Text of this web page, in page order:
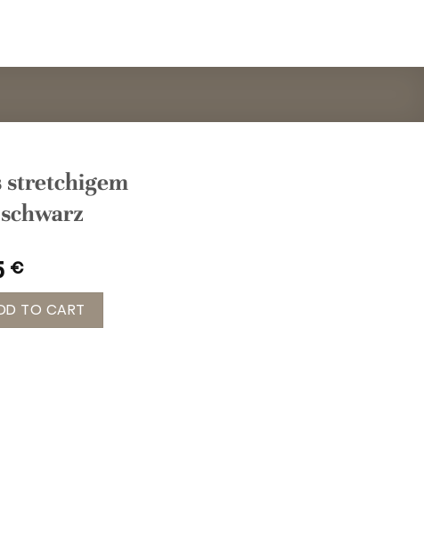
stretchigem
€
Jeansstoff, schwarz quantity
TO CART